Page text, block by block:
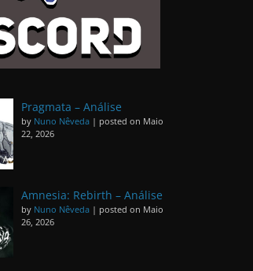
Pragmata – Análise
by Nuno Nêveda | posted on Maio
22, 2026
Amnesia: Rebirth – Análise
by Nuno Nêveda | posted on Maio
26, 2026